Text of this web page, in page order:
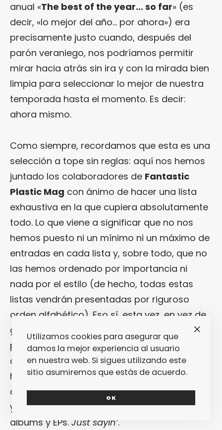
anual «The best of the year… so far» (es
decir, «lo mejor del año… por ahora») era
precisamente justo cuando, después del
parón veraniego, nos podríamos permitir
mirar hacia atrás sin ira y con la mirada bien
limpia para seleccionar lo mejor de nuestra
temporada hasta el momento. Es decir:
ahora mismo.
Como siempre, recordamos que esta es una
selección a tope sin reglas: aquí nos hemos
juntado los colaboradores de Fantastic
Plastic Mag con ánimo de hacer una lista
exhaustiva en la que cupiera absolutamente
todo. Lo que viene a significar que no nos
hemos puesto ni un mínimo ni un máximo de
entradas en cada lista y, sobre todo, que no
las hemos ordenado por importancia ni
nada por el estilo (de hecho, todas estas
listas vendrán presentadas por riguroso
orden alfabético). Eso sí, esta vez, en vez de
guardarnos lo mejor para el final hemos
preferido abrir con la artillería pesada: aquí
quedan nuestros mejores discos del 2014
hasta el momento. Van juntitos tanto los
discos nacionales como los internacionales,
y no hemos hecho tampoco distinción entre
álbums y EPs. Just sayin’.
Utilizamos cookies para asegurar que
damos la mejor experiencia al usuario
en nuestra web. Si sigues utilizando este
sitio asumiremos que estás de acuerdo.
OK